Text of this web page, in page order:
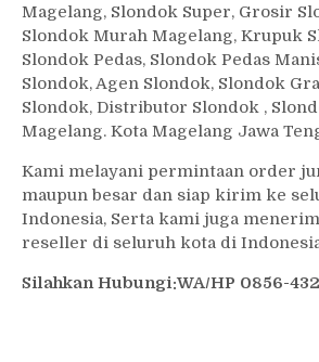
Magelang, Slondok Super, Grosir
Slondok Murah Magelang, Krupuk
Slondok Pedas, Slondok Pedas
Slondok, Agen Slondok, Slondok
Slondok, Distributor Slondok ,
Magelang. Kota Magelang Jawa
Kami melayani permintaan order
maupun besar dan siap kirim ke
Indonesia, Serta kami juga
reseller di seluruh kota di
Silahkan Hubungi:WA/HP 0856-